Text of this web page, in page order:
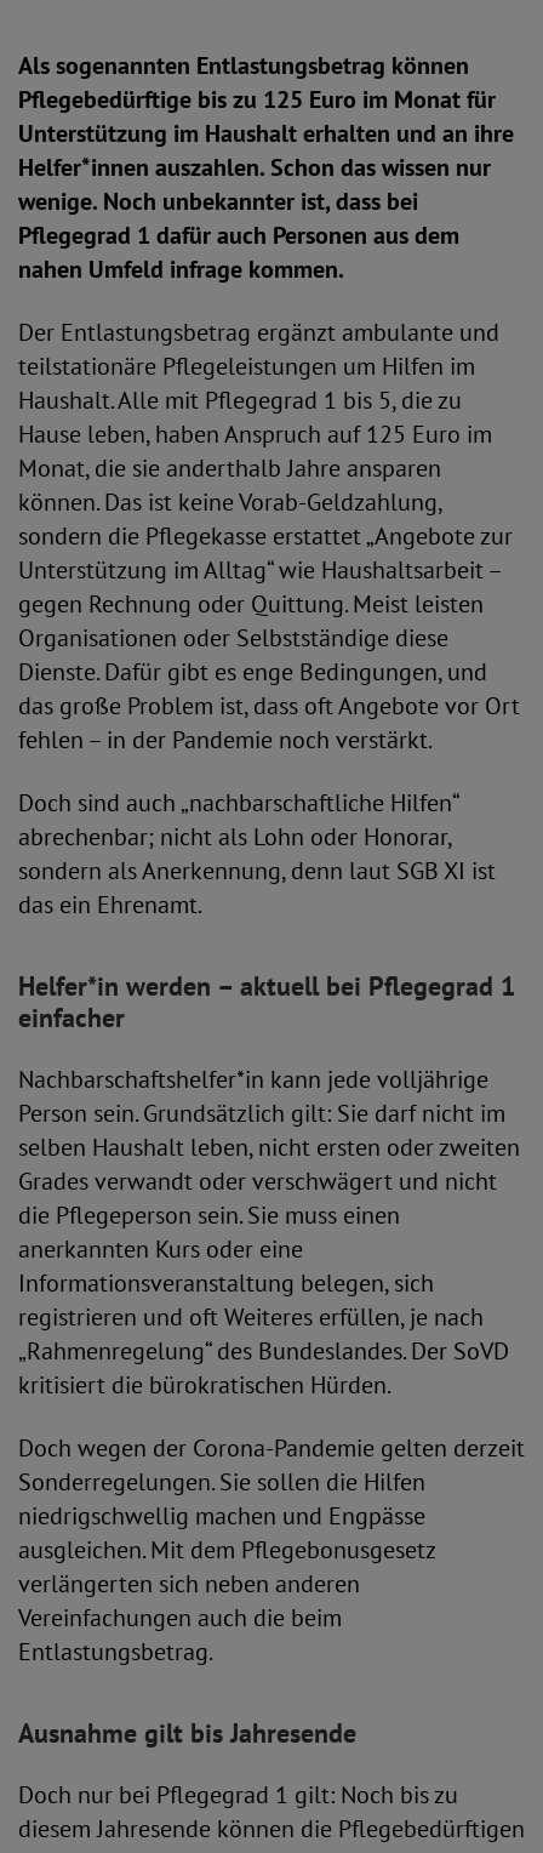
Als sogenannten Entlastungsbetrag können
Pflegebedürftige bis zu 125 Euro im Monat für
Unterstützung im Haushalt erhalten und an ihre
Helfer*innen auszahlen. Schon das wissen nur
wenige. Noch unbekannter ist, dass bei
Pflegegrad 1 dafür auch Personen aus dem
nahen Umfeld infrage kommen.
Der Entlastungsbetrag ergänzt ambulante und
teilstationäre Pflegeleistungen um Hilfen im
Haushalt. Alle mit Pflegegrad 1 bis 5, die zu
Hause leben, haben Anspruch auf 125 Euro im
Monat, die sie anderthalb Jahre ansparen
können. Das ist keine Vorab-Geldzahlung,
sondern die Pflegekasse erstattet „Angebote zur
Unterstützung im Alltag“ wie Haushaltsarbeit –
gegen Rechnung oder Quittung. Meist leisten
Organisationen oder Selbstständige diese
Dienste. Dafür gibt es enge Bedingungen, und
das große Problem ist, dass oft Angebote vor Ort
fehlen – in der Pandemie noch verstärkt.
Doch sind auch „nachbarschaftliche Hilfen“
abrechenbar; nicht als Lohn oder Honorar,
sondern als Anerkennung, denn laut SGB XI ist
das ein Ehrenamt.
Helfer*in werden – aktuell bei Pflegegrad 1
einfacher
Nachbarschaftshelfer*in kann jede volljährige
Person sein. Grundsätzlich gilt: Sie darf nicht im
selben Haushalt leben, nicht ersten oder zweiten
Grades verwandt oder verschwägert und nicht
die Pflegeperson sein. Sie muss einen
anerkannten Kurs oder eine
Informationsveranstaltung belegen, sich
registrieren und oft Weiteres erfüllen, je nach
„Rahmenregelung“ des Bundeslandes. Der SoVD
kritisiert die bürokratischen Hürden.
Doch wegen der Corona-Pandemie gelten derzeit
Sonderregelungen. Sie sollen die Hilfen
niedrigschwellig machen und Engpässe
ausgleichen. Mit dem Pflegebonusgesetz
verlängerten sich neben anderen
Vereinfachungen auch die beim
Entlastungsbetrag.
Ausnahme gilt bis Jahresende
Doch nur bei Pflegegrad 1 gilt: Noch bis zu
diesem Jahresende können die Pflegebedürftigen